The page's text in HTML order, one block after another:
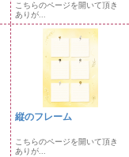
こちらのページを開いて頂き
ありが...
縦のフレーム
こちらのページを開いて頂き
ありが...